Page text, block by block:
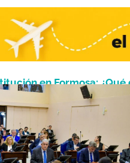
en Formosa: ¿Qué